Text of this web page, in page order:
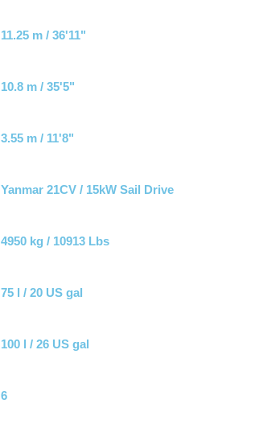
11.25 m / 36'11"
10.8 m / 35'5"
3.55 m / 11'8"
Yanmar 21CV / 15kW Sail Drive
4950 kg / 10913 Lbs
75 l / 20 US gal
100 l / 26 US gal
6